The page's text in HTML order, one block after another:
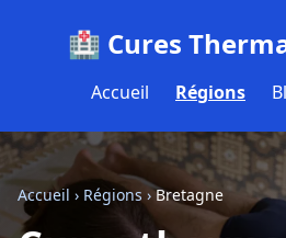
🏥 Cures
Accueil Régions
Accueil › Régions ›Bretagne